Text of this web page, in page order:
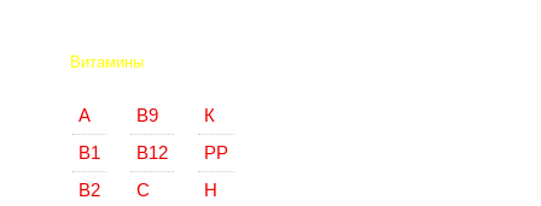
Витамины
А
В1
В2
В9
В12
С
К
РР
Н